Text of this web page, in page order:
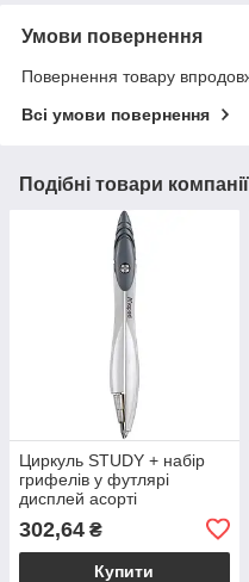
Умови повернення
Повернення товару
Всі умови повернення
Подібні товари компанії
Циркуль STUDY + набір
грифелів у футлярі
дисплей асорті
302,64 ₴
Купити